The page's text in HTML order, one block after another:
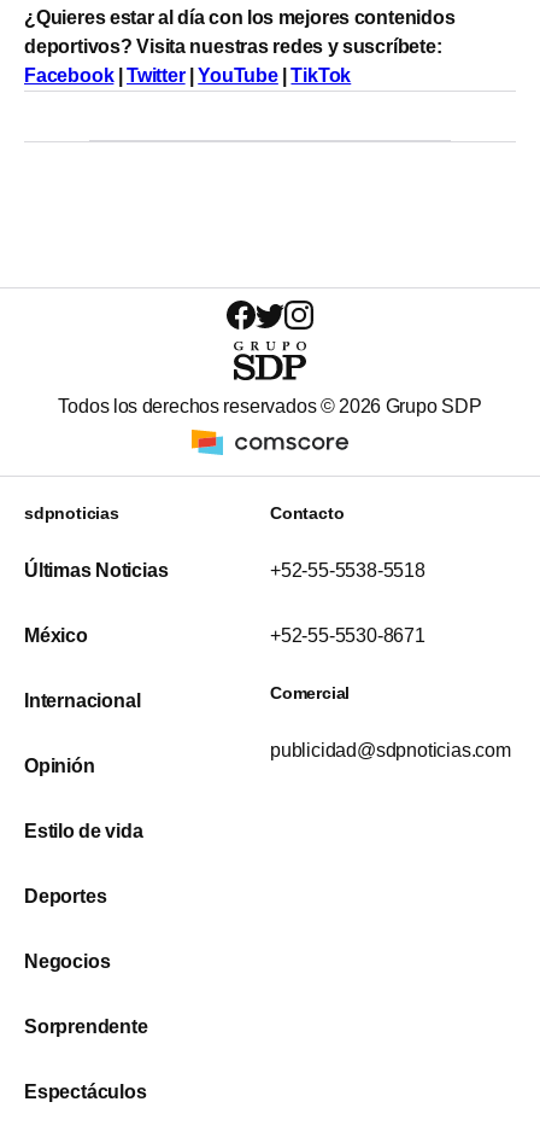
¿Quieres estar al día con los mejores contenidos
deportivos? Visita nuestras redes y suscríbete:
Facebook|Twitter|YouTube|TikTok
Todos los derechos reservados ©2026 Grupo SDP
sdpnoticias
Últimas Noticias
México
Internacional
Opinión
Estilo de vida
Deportes
Negocios
Sorprendente
Espectáculos
Contacto
+52-55-5538-5518
+52-55-5530-8671
Comercial
publicidad@sdpnoticias.com